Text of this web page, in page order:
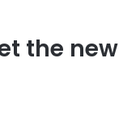
the new